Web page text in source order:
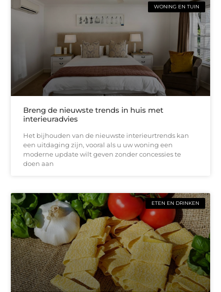
WONING EN TUIN
Breng de nieuwste trends in huis met
interieuradvies
Het bijhouden van de nieuwste interieurtrends kan
een uitdaging zijn, vooral als u uw woning een
moderne update wilt geven zonder concessies te
doen aan
ETEN EN DRINKEN